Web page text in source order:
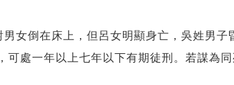
女倒在床上，但呂女明顯身亡，吳姓男子
處一年以上七年以下有期徒刑。若謀為